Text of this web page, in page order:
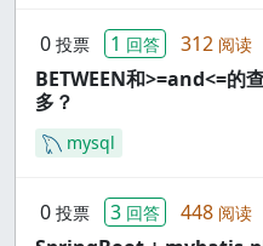
0 投票 1 回答 312 阅读
BETWEEN和>=and<=的
多？
mysql
0 投票 3 回答 448 阅读